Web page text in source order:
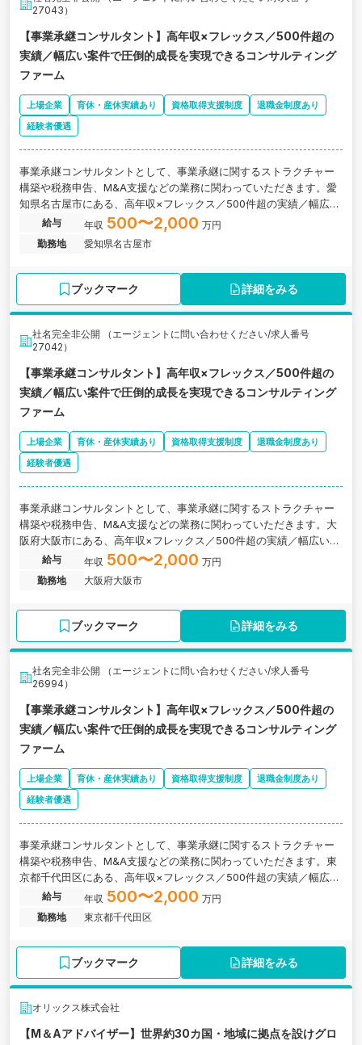
27043）
【事業承継コンサルタント】高年収×フレックス／500件超の
実績／幅広い案件で圧倒的成長を実現できるコンサルティング
ファーム
上場企業 育休・産休実績あり 資格取得支援制度
退職金制度あり
経験者優遇
事業承継コンサルタントとして、事業承継に関するストラクチャー
構築や税務申告、M&A支援などの業務に関わっていただきます。愛
知県名古屋市にある、高年収×フレックス／500件超の実績／幅広い
案件で圧倒的成長を実現できるコンサルティング会社の求人です。
給与 年収 500〜2,000 万円
勤務地
愛知県名古屋市
ブックマーク 詳細をみる
社名完全非公開 （エージェントに問い合わせください/求人番号
27042）
【事業承継コンサルタント】高年収×フレックス／500件超の
実績／幅広い案件で圧倒的成長を実現できるコンサルティング
ファーム
上場企業 育休・産休実績あり 資格取得支援制度
退職金制度あり
経験者優遇
事業承継コンサルタントとして、事業承継に関するストラクチャー
構築や税務申告、M&A支援などの業務に関わっていただきます。大
阪府大阪市にある、高年収×フレックス／500件超の実績／幅広い案
件で圧倒的成長を実現できるコンサルティングファームの求人で
す。
給与 年収 500〜2,000 万円
勤務地
大阪府大阪市
ブックマーク 詳細をみる
社名完全非公開 （エージェントに問い合わせください/求人番号
26994）
【事業承継コンサルタント】高年収×フレックス／500件超の
実績／幅広い案件で圧倒的成長を実現できるコンサルティング
ファーム
上場企業 育休・産休実績あり 資格取得支援制度
退職金制度あり
経験者優遇
事業承継コンサルタントとして、事業承継に関するストラクチャー
構築や税務申告、M&A支援などの業務に関わっていただきます。東
京都千代田区にある、高年収×フレックス／500件超の実績／幅広い
案件で圧倒的成長を実現できるコンサルティング会社の求人です。
給与 年収 500〜2,000 万円
勤務地
東京都千代田区
ブックマーク 詳細をみる
オリックス株式会社
【M＆Aアドバイザー】世界約30カ国・地域に拠点を設けグロ